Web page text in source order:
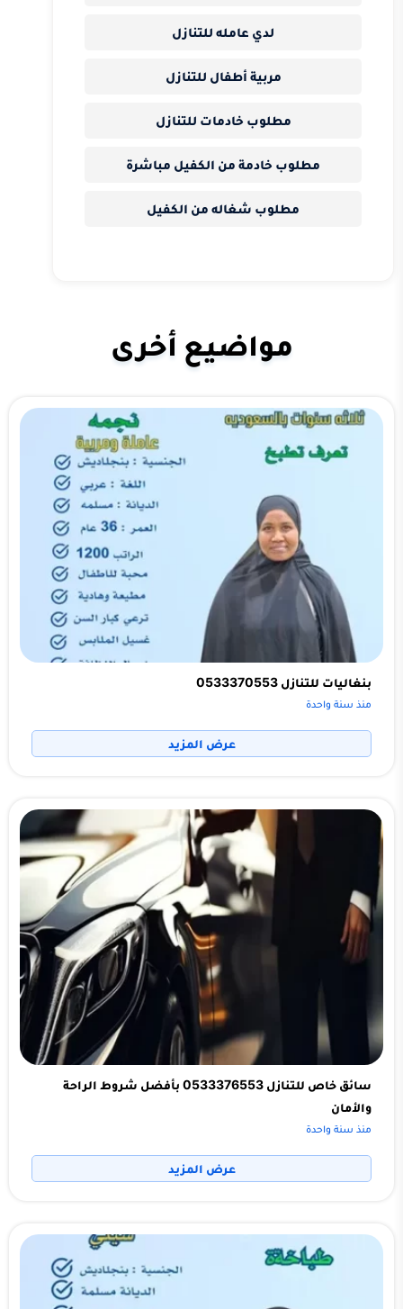
لدي عامله للتنازل
مربية أطفال للتنازل
مطلوب خادمات للتنازل
مطلوب خادمة من الكفيل مباشرة
مطلوب شغاله من الكفيل
مواضيع أخرى
بنغاليات للتنازل 0533370553
منذ سنة واحدة
عرض المزيد
سائق خاص للتنازل 0533376553 بأفضل شروط الراحة
والأمان
منذ سنة واحدة
عرض المزيد